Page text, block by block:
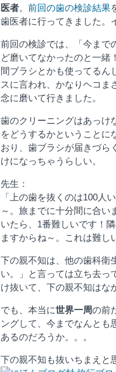
医者。 前回の歯の検診結果
歯医者に行ってきました。
前回の検診では、「今まで
ど磨いてなかったのと一緒
間ブラシとかも使ってるん
スに言われ、かなりヘコま
念に磨いて行きました。
歯のクリーニングはあっけ
をどうするかということに
おり、歯ブラシが届きづら
けになっちゃうらしい。
先生：
「上の歯を抜くのは100人
～。旅までに十分間に合い
いたら、1番難しいです！
ますからね～。これは難し
下の親不知は、他の歯科衛
い。」と言っては立ち去っ
け抜いて、下の親不知はな
でも、本当に世界一周の前
ングして、今までなんとも
あるのだろうか。。。
下の親不知も抜いちまえと